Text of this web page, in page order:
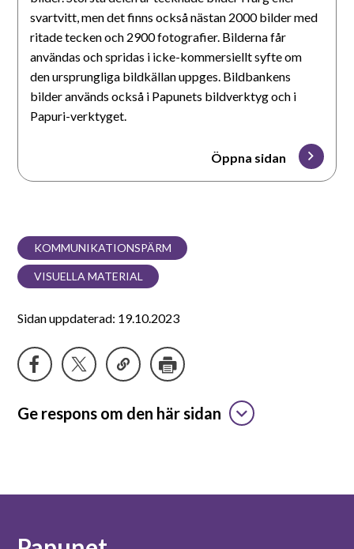
svartvitt, men det finns också nästan 2000 bilder med
ritade tecken och 2900 fotografier. Bilderna får
användas och spridas i icke-kommersiellt syfte om
den ursprungliga bildkällan uppges. Bildbankens
bilder används också i Papunets bildverktyg och i
Papuri-verktyget.
Öppna sidan
KOMMUNIKATIONSPÄRM
VISUELLA MATERIAL
Sidan uppdaterad: 19.10.2023
Ge respons om den här sidan